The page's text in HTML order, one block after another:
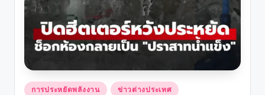
Posted
การประหยัดพลังงาน ข่าวต่างประเทศ